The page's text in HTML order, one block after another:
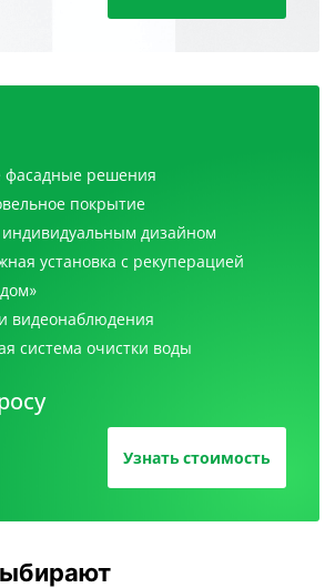
фасадные решения
покрытие
дизайном
установка с рекуперацией
видеонаблюдения
система очистки воды
Узнать стоимость